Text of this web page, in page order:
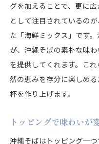
グを加えることで、更に
として注目されているの
た「海鮮ミックス」です
が、沖縄そばの素朴な味
を提供してくれます。こ
然の恵みを存分に楽しめ
杯を作り上げます。
トッピングで味わいが
沖縄そばはトッピング一